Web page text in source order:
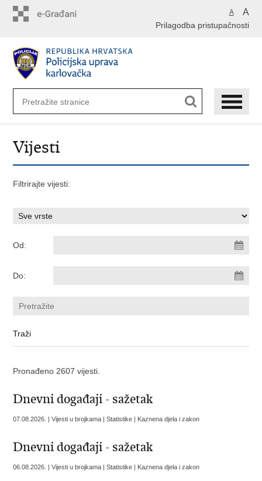
A A
Prilagodba pristupačnosti
Vijesti
Filtrirajte vijesti:
Od:
Do:
Pronađeno 2607 vijesti.
Dnevni događaji - sažetak
07.08.2026. | Vijesti u brojkama | Statistike | Kaznena djela i zakon
Dnevni događaji - sažetak
06.08.2026. | Vijesti u brojkama | Statistike | Kaznena djela i zakon